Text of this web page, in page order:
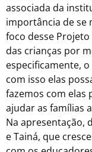
associada da
importância de se
foco desse
das crianças por
especificamente,
com isso elas
fazemos com elas
ajudar as famílias
Na apresentação,
eTainá, que